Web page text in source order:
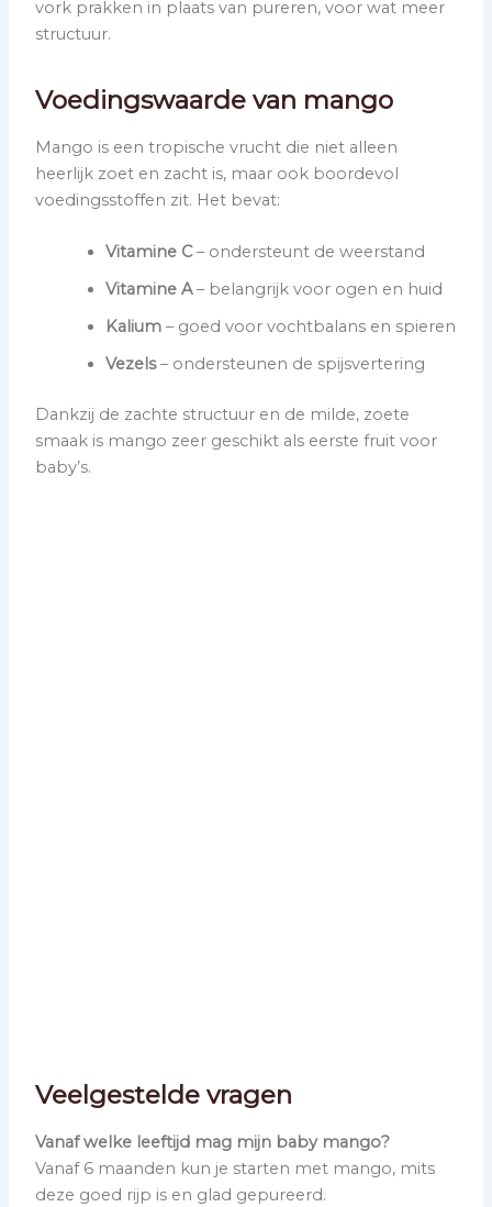
vork prakken in plaats van pureren, voor wat meer
structuur.
Voedingswaarde van mango
Mango is een tropische vrucht die niet alleen
heerlijk zoet en zacht is, maar ook boordevol
voedingsstoffen zit. Het bevat:
Vitamine C– ondersteunt de weerstand
Vitamine A– belangrijk voor ogen en huid
Kalium – goed voor vochtbalans en spieren
Vezels– ondersteunen de spijsvertering
Dankzij de zachte structuur en de milde, zoete
smaak is mango zeer geschikt als eerste fruit voor
baby’s.
Veelgestelde vragen
Vanaf welke leeftijd mag mijn baby mango?
Vanaf 6 maanden kun je starten met mango, mits
deze goed rijp is en glad gepureerd.